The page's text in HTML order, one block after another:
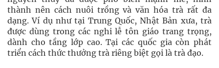
thành nên cách nuôi trồng và văn hóa trà rất đa
dạng. Ví dụ như tại Trung Quốc, Nhật Bản xưa, trà
được dùng trong các nghi lễ tôn giáo trang trọng,
dành cho tầng lớp cao. Tại các quốc gia còn phát
triển cách thức thưởng trà riêng biệt gọi là trà đạo.